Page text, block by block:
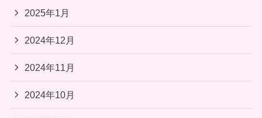
2025年1月
2024年12月
2024年11月
2024年10月